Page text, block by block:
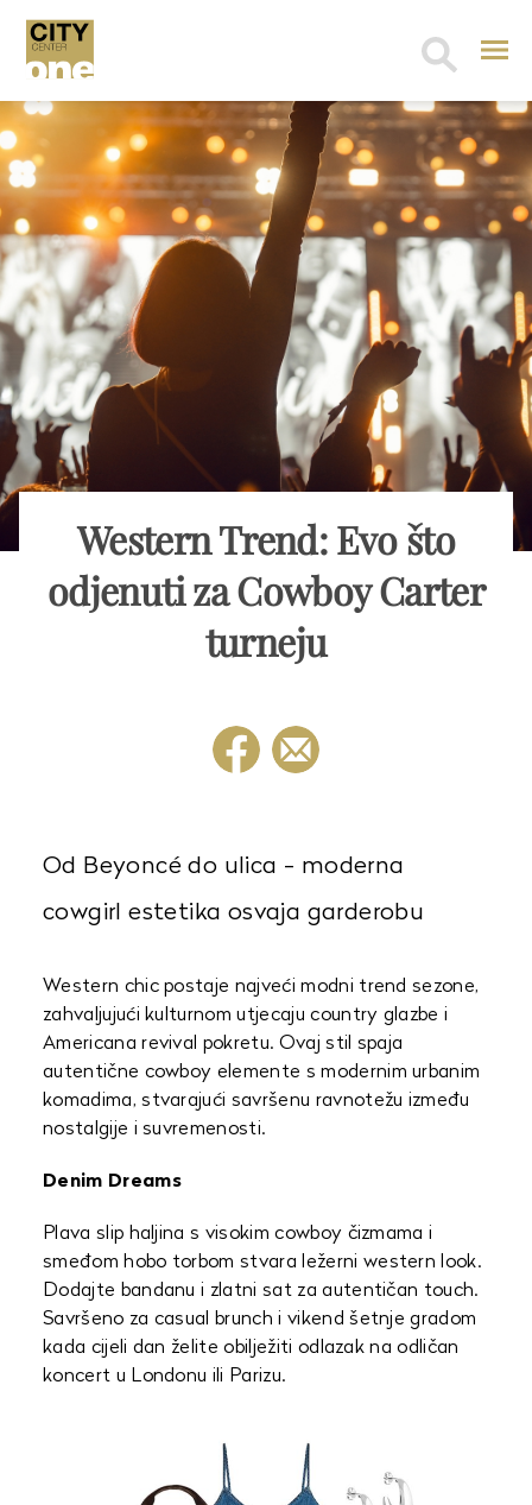
Search
Western Trend: Evo što
odjenuti za Cowboy Carter
turneju
Od Beyoncé do ulica - moderna
cowgirl estetika osvaja garderobu
Western chic postaje najveći modni trend sezone,
zahvaljujući kulturnom utjecaju country glazbe i
Americana revival pokretu. Ovaj stil spaja
autentične cowboy elemente s modernim urbanim
komadima, stvarajući savršenu ravnotežu između
nostalgije i suvremenosti.
Denim Dreams
Plava slip haljina s visokim cowboy čizmama i
smeđom hobo torbom stvara ležerni western look.
Dodajte bandanu i zlatni sat za autentičan touch.
Savršeno za casual brunch i vikend šetnje gradom
kada cijeli dan želite obilježiti odlazak na odličan
koncert u Londonu ili Parizu.